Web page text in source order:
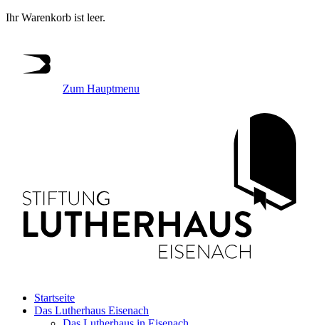
Ihr Warenkorb ist leer.
Zum Hauptmenu
Startseite
Das Lutherhaus Eisenach